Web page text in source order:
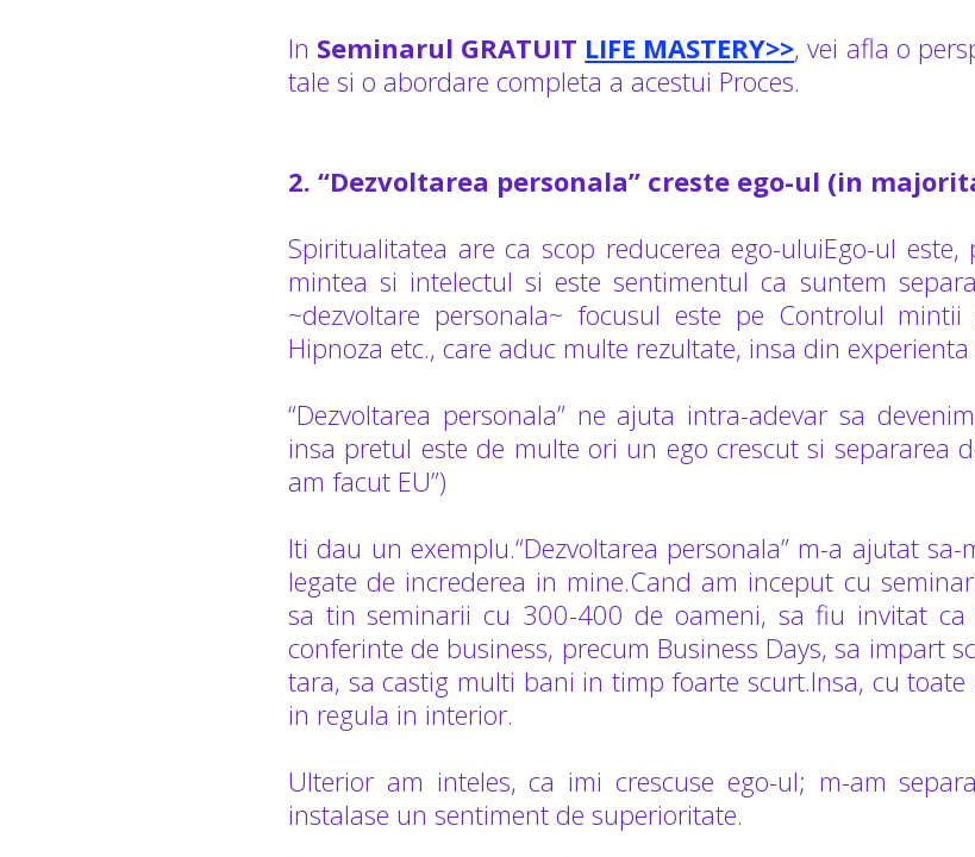
In Seminarul GRATUIT LIFE MASTERY>>, vei afla o
tale si o abordare completa a acestui Proces.
2. “Dezvoltarea personala” creste ego-ul (in
Spiritualitatea are ca scop reducerea ego-uluiEgo-ul
mintea si intelectul si este sentimentul ca suntem
~dezvoltare personala~ focusul este pe Controlul
Hipnoza etc., care aduc multe rezultate, insa din
“Dezvoltarea personala” ne ajuta intra-adevar sa
insa pretul este de multe ori un ego crescut si separarea
am facut EU”)
Iti dau un exemplu.“Dezvoltarea personala” m-a ajutat
legate de increderea in mine.Cand am inceput cu
sa tin seminarii cu 300-400 de oameni, sa fiu invitat ca
conferinte de business, precum Business Days, sa impart
tara, sa castig multi bani in timp foarte scurt.Insa, cu toate
in regula in interior.
Ulterior am inteles, ca imi crescuse ego-ul; m-am
instalase un sentiment de superioritate.